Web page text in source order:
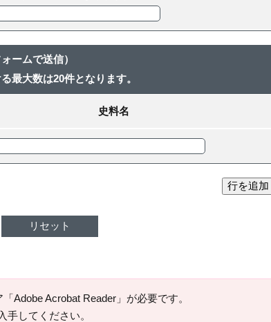
ームで送信）
最大数は20件となります。
史料名
リセット
Adobe Acrobat Reader」が必要です。
手してください。